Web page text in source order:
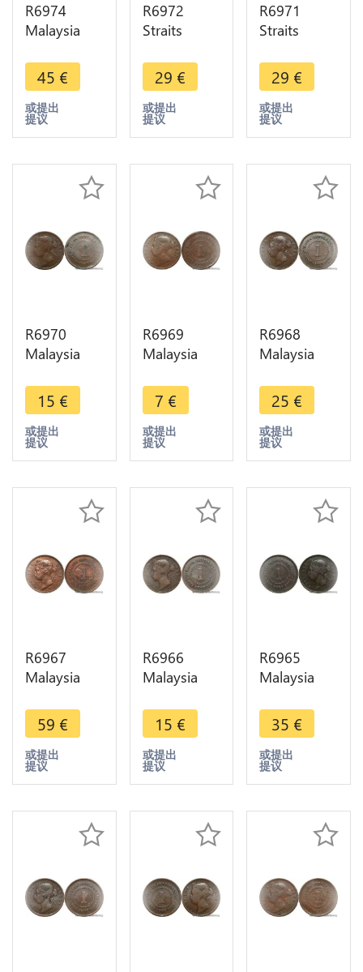
R6974
Malaysia
North
Borneo One
Cent 1888
H Heaton -
offer
45 €
或提出
提议
R6972
Straits
East India
Company
One Cent
Victoria
>Make
29 €
或提出
提议
R6971
Straits
East India
Company
One Cent
Victoria
>Make
29 €
或提出
提议
R6970
Malaysia
Settlements
One Cent
Victoria
1874 ->
15 €
或提出
提议
R6969
Malaysia
Settlements
One Cent
Victoria
1901 ->
7 €
或提出
提议
R6968
Malaysia
Settlements
One Cent
Victoria
1901 ->
25 €
或提出
提议
R6967
Malaysia
Settlements
One Cent
Victoria
1889 ->
59 €
或提出
提议
R6966
Malaysia
Settlements
One Cent
Victoria
1897 ->
15 €
或提出
提议
R6965
Malaysia
Settlements
One Cent
Victoria
1872 ->
35 €
或提出
提议